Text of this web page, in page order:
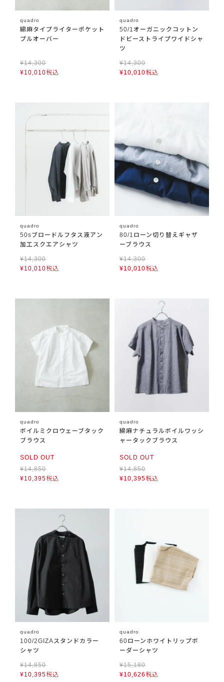
quadro
綿麻タイプライターポケット
プルオーバー
¥14,300
¥10,010税込
quadro
50/1オーガニックコットン
ドビーストライプワイドシャ
ツ
¥14,300
¥10,010税込
quadro
50sブロードルフタス液アン
加工スクエアシャツ
¥14,300
¥10,010税込
quadro
80/1ローン切り替えギャザ
ーブラウス
¥14,300
¥10,010税込
quadro
ボイルミクロウェーブタック
ブラウス
SOLD OUT
¥14,850
¥10,395税込
quadro
綿麻ナチュラルボイルワッシ
ャータックブラウス
SOLD OUT
¥14,850
¥10,395税込
quadro
100/2GIZAスタンドカラー
シャツ
¥14,850
¥10,395税込
quadro
60ローンホワイトリップボ
ーダーシャツ
¥15,180
¥10,626税込